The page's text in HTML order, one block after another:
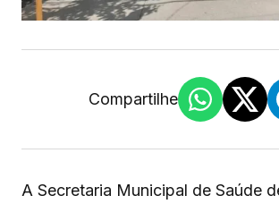
Compartilhe
A Secretaria Municipal de Saúde